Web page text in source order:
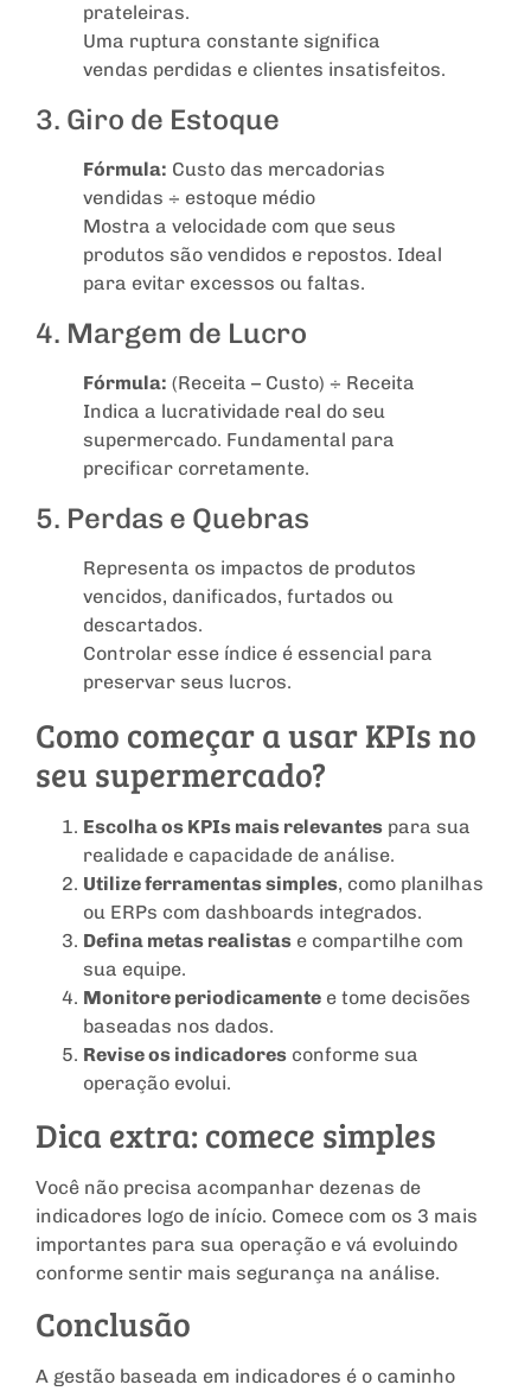
prateleiras.
Uma ruptura constante significa
vendas perdidas e clientes insatisfeitos.
3. Giro de Estoque
Fórmula: Custo das mercadorias
vendidas ÷ estoque médio
Mostra a velocidade com que seus
produtos são vendidos e repostos. Ideal
para evitar excessos ou faltas.
4. Margem de Lucro
Fórmula: (Receita – Custo) ÷ Receita
Indica a lucratividade real do seu
supermercado. Fundamental para
precificar corretamente.
5. Perdas e Quebras
Representa os impactos de produtos
vencidos, danificados, furtados ou
descartados.
Controlar esse índice é essencial para
preservar seus lucros.
Como começar a usar KPIs no
seu supermercado?
Escolha os KPIs mais relevantes para sua
realidade e capacidade de análise.
Utilize ferramentas simples, como planilhas
ou ERPs com dashboards integrados.
Defina metas realistas e compartilhe com
sua equipe.
Monitore periodicamente e tome decisões
baseadas nos dados.
Revise os indicadores conforme sua
operação evolui.
Dica extra: comece simples
Você não precisa acompanhar dezenas de
indicadores logo de início. Comece com os 3 mais
importantes para sua operação e vá evoluindo
conforme sentir mais segurança na análise.
Conclusão
A gestão baseada em indicadores é o caminho